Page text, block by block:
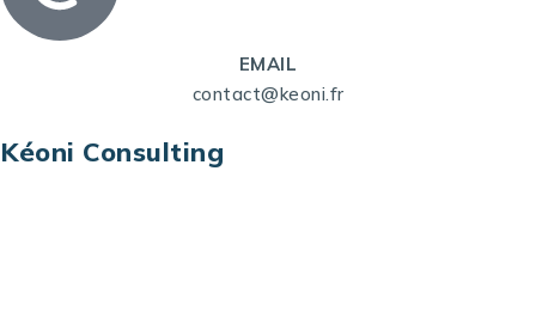
EMAIL
contact@keoni.fr
Kéoni Consulting